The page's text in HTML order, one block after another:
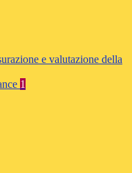
e valutazione della
1